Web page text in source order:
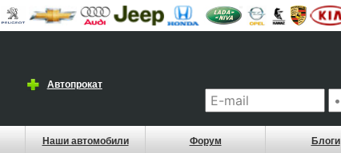
Автопрокат
Наши автомобили Форум Блоги